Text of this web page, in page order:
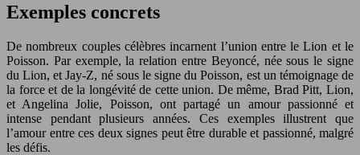
Exemples concrets
De nombreux couples célèbres incarnent l’union entre le Lion et le
Poisson. Par exemple, la relation entre Beyoncé, née sous le signe
du Lion, et Jay-Z, né sous le signe du Poisson, est un témoignage de
la force et de la longévité de cette union. De même, Brad Pitt, Lion,
et Angelina Jolie, Poisson, ont partagé un amour passionné et
intense pendant plusieurs années. Ces exemples illustrent que
l’amour entre ces deux signes peut être durable et passionné, malgré
les défis.